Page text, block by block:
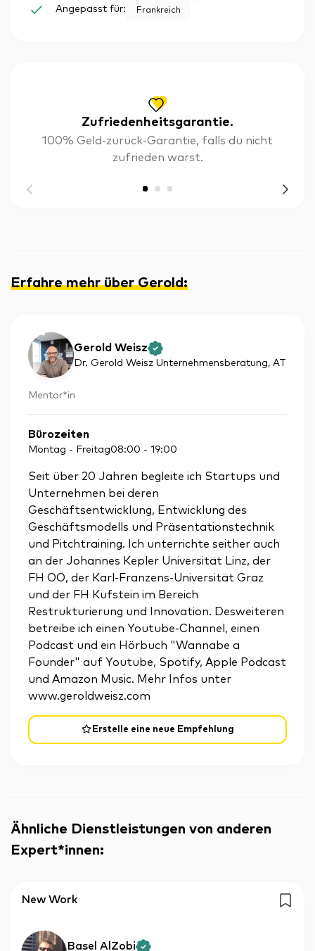
Zufriedenheitsgarantie.
100% Geld-zurück-Garantie, falls du nicht
zufrieden warst.
Erfahre mehr über Gerold:
Gerold Weisz
Dr. Gerold Weisz Unternehmensberatung, AT
Mentor*in
Bürozeiten
Montag - Freitag08:00 - 19:00
Erstelle eine neue Empfehlung
Seit über 20 Jahren begleite ich Startups und
Unternehmen bei deren
Geschäftsentwicklung, Entwicklung des
Geschäftsmodells und Präsentationstechnik
und Pitchtraining. Ich unterrichte seither auch
an der Johannes Kepler Universität Linz, der
FH OÖ, der Karl-Franzens-Universität Graz
und der FH Kufstein im Bereich
Restrukturierung und Innovation. Desweiteren
betreibe ich einen Youtube-Channel, einen
Podcast und ein Hörbuch "Wannabe a
Founder" auf Youtube, Spotify, Apple Podcast
und Amazon Music. Mehr Infos unter
www.geroldweisz.com
Ähnliche Dienstleistungen von anderen
Expert*innen:
New Work
Basel AlZobi
Angepasst für: Frankreich